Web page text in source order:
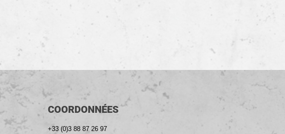
COORDONNÉES
+33 (0)3 88 87 26 97